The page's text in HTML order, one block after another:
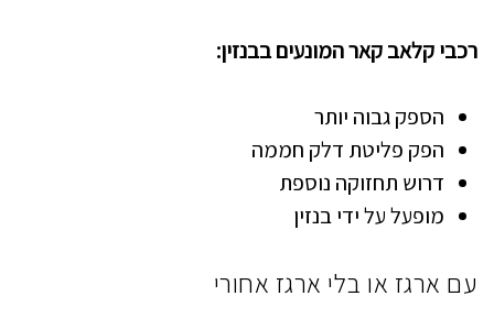
רכבי קלאב קאר המונעים בבנזין:
הספק גבוה יותר
הפק פליטת דלק חממה
דרוש תחזוקה נוספת
מופעל על ידי בנזין
עם ארגז או בלי ארגז אחורי